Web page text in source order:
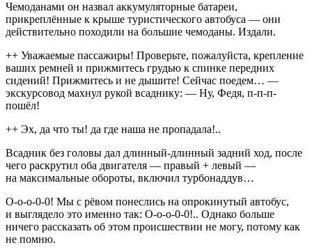
Чемоданами он назвал аккумуляторные батареи,
прикреплённые к крыше туристического автобуса — они
действительно походили на большие чемоданы. Издали.
++ Уважаемые пассажиры! Проверьте, пожалуйста, крепление
ваших ремней и прижмитесь грудью к спинке передних
сидений! Прижмитесь и не дышите! Сейчас поедем… —
экскурсовод махнул рукой всаднику: — Ну, Федя, п-п-п-
пошёл!
++ Эх, да что ты! да где наша не пропадала!..
Всадник без головы дал длинный-длинный задний ход, после
чего раскрутил оба двигателя — правый + левый —
на максимальные обороты, включил турбонаддув…
О-о-о-0-0! Мы с рёвом понеслись на опрокинутый автобус,
и выглядело это именно так: О-о-о-0-0!.. Однако больше
ничего рассказать об этом происшествии не могу, потому как
не помню.